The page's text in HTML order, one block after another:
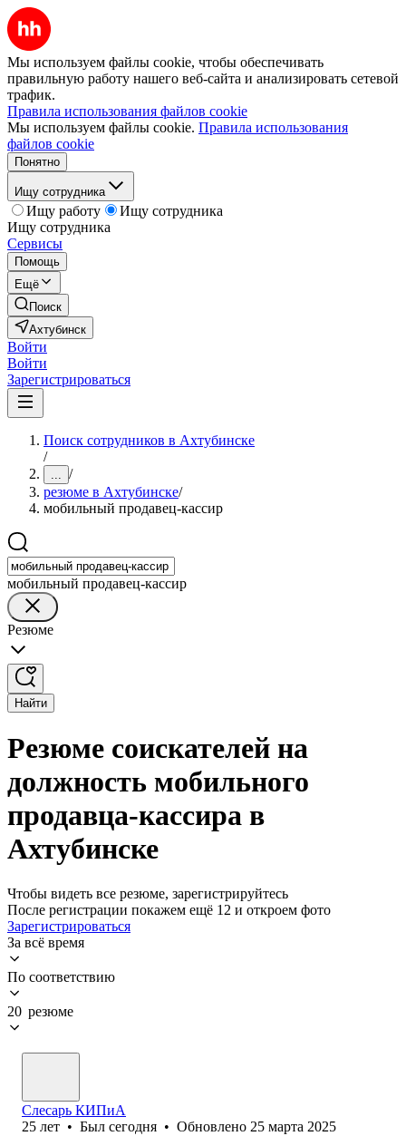
Мы используем файлы cookie, чтобы обеспечивать
правильную работу нашего веб-сайта и анализировать сетевой
трафик.
Правила использования файлов cookie
Мы используем файлы cookie. Правила использования
файлов cookie
Понятно
Ищу сотрудника
Ищу работу
Ищу сотрудника
Ищу сотрудника
Сервисы
Помощь
Ещё
Поиск
Ахтубинск
Войти
Войти
Зарегистрироваться
Поиск сотрудников в Ахтубинске
/
... /
резюме в Ахтубинске/
мобильный продавец-кассир
мобильный продавец-кассир
Резюме
Найти
Резюме соискателей на
должность мобильного
продавца-кассира в
Ахтубинске
Чтобы видеть все резюме, зарегистрируйтесь
После регистрации покажем ещё 12 и откроем фото
Зарегистрироваться
За всё время
По соответствию
20 резюме
Слесарь КИПиА
25 лет • Был сегодня • Обновлено 25 марта 2025